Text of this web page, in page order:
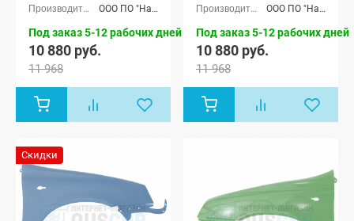
1118), Лада
Калина
хэтчбек (ВАЗ
1119)
ООО ПО "Начало"
Под заказ 5-12 рабочих дней
10 880 руб.
11 968
1118), Лада
Калина
хэтчбек (ВАЗ
1119)
ООО ПО "Начало"
Под заказ 5-12 рабочих дней
10 880 руб.
11 968
Скидки